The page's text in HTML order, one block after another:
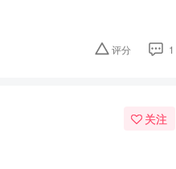
评分 1
关注